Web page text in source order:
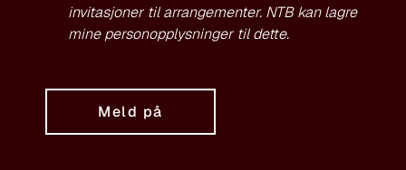
invitasjoner til arrangementer. NTB kan lagre
mine personopplysninger til dette.
Meld på